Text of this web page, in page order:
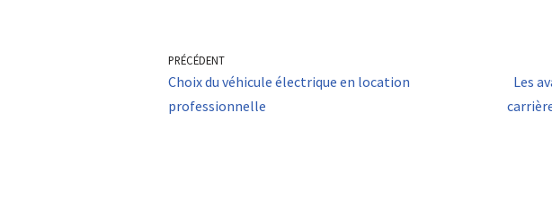
PRÉCÉDENT
Choix du véhicule électrique en location
professionnelle
Les